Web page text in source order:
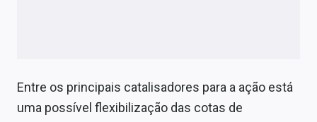
Entre os principais catalisadores para a ação está
uma possível flexibilização das cotas de